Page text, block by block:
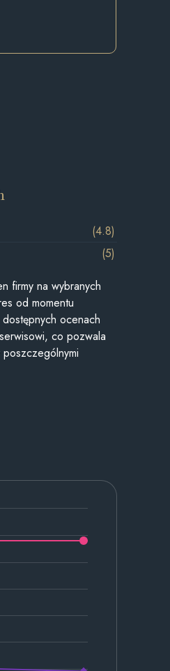
(4.8)
(5)
firmy na wybranych
od momentu
ocenach
co pozwala